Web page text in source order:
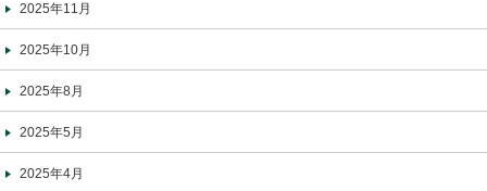
2025年11月
2025年10月
2025年8月
2025年5月
2025年4月